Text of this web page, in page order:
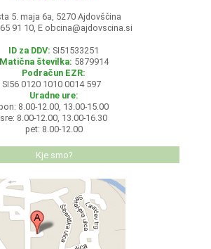
5. maja 6a, 5270 Ajdovščina
91 10, E obcina@ajdovscina.si
ID za DDV: SI51533251
Matična številka: 5879914
Podračun EZR:
SI56 0120 1010 0014 597
Uradne ure:
8.00-12.00, 13.00-15.00
sre: 8.00-12.00, 13.00-16.30
pet: 8.00-12.00
Kje smo?